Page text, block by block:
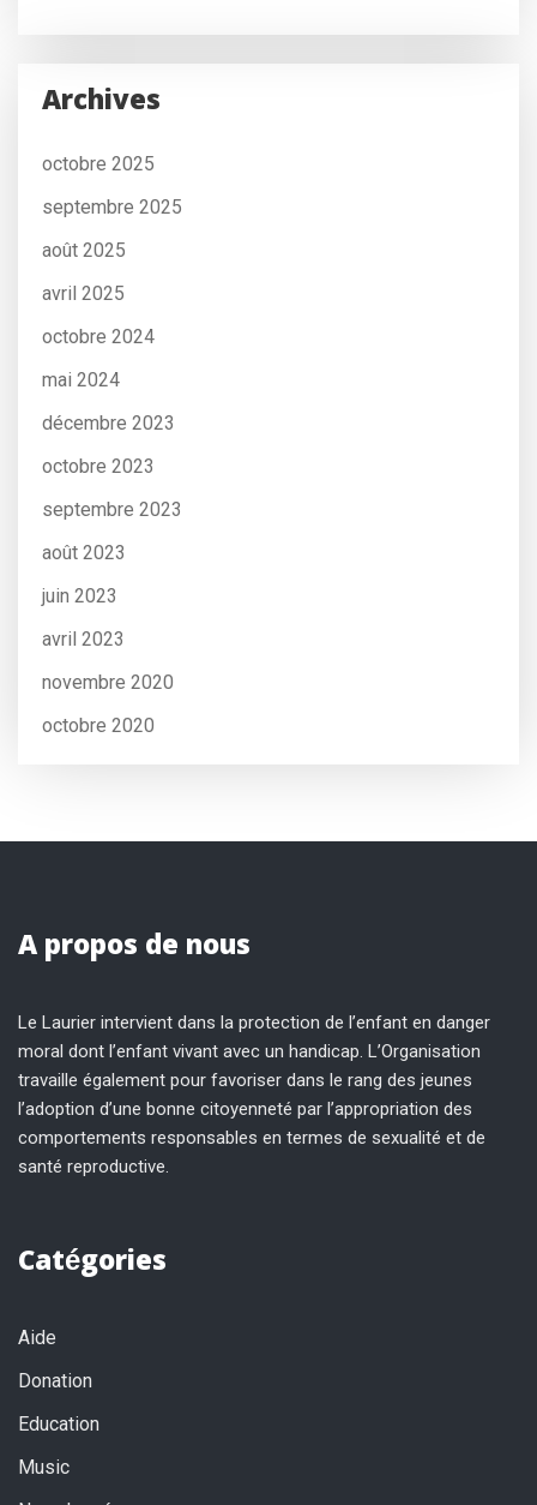
Archives
octobre 2025
septembre 2025
août 2025
avril 2025
octobre 2024
mai 2024
décembre 2023
octobre 2023
septembre 2023
août 2023
juin 2023
avril 2023
novembre 2020
octobre 2020
A propos de nous
Le Laurier intervient dans la protection de l’enfant en danger
moral dont l’enfant vivant avec un handicap. L’Organisation
travaille également pour favoriser dans le rang des jeunes
l’adoption d’une bonne citoyenneté par l’appropriation des
comportements responsables en termes de sexualité et de
santé reproductive.
Catégories
Aide
Donation
Education
Music